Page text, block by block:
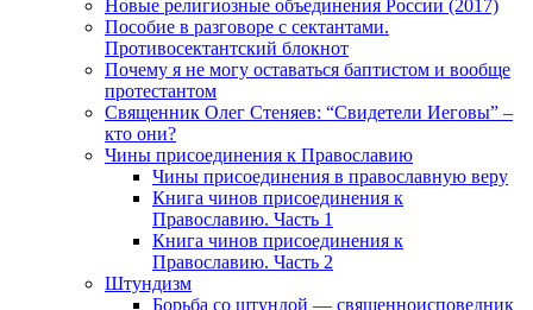
Новые религиозные объединения России (2017)
Пособие в разговоре с сектантами.
Противосектантский блокнот
Почему я не могу оставаться баптистом и вообще
протестантом
Священник Олег Стеняев: “Свидетели Иеговы” –
кто они?
Чины присоединения к Православию
Чины присоединения в православную веру
Книга чинов присоединения к
Православию. Часть 1
Книга чинов присоединения к
Православию. Часть 2
Штундизм
Борьба со штундой — священноисповедник